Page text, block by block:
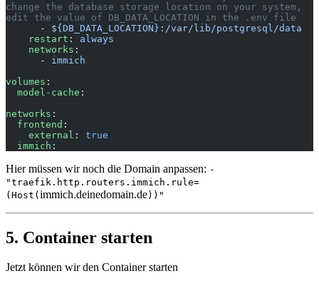
change the database storage location on your system,
edit the value of DB_DATA_LOCATION in the .env file
      -
${DB_DATA_LOCATION}:/var/lib/postgresql/data
    restart
: always
    networks
:
      -
immich
volumes :
  model-cache
:
networks :
  frontend
:
    external
: true
  immich
:
Hier müssen wir noch die Domain anpassen: -
"traefik.http.routers.immich.rule=
(Host(immich.deinedomain.de))"
5. Container starten
Jetzt können wir den Container starten